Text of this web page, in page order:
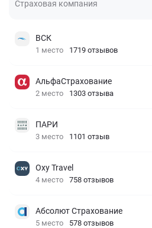
Страховая компания
ВСК
1 место 1719 отзывов
АльфаСтрахование
2 место 1303 отзыва
ПАРИ
3 место 1101 отзыв
Oxy Travel
4 место 758 отзывов
Абсолют Страхование
5 место 578 отзывов